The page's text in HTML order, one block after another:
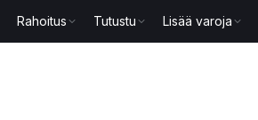
Rahoitus Tutustu Lisää varoja